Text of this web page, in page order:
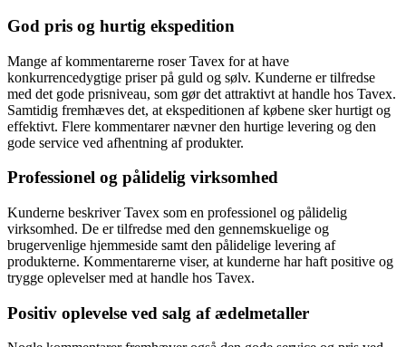
God pris og hurtig ekspedition
Mange af kommentarerne roser Tavex for at have
konkurrencedygtige priser på guld og sølv. Kunderne er tilfredse
med det gode prisniveau, som gør det attraktivt at handle hos Tavex.
Samtidig fremhæves det, at ekspeditionen af købene sker hurtigt og
effektivt. Flere kommentarer nævner den hurtige levering og den
gode service ved afhentning af produkter.
Professionel og pålidelig virksomhed
Kunderne beskriver Tavex som en professionel og pålidelig
virksomhed. De er tilfredse med den gennemskuelige og
brugervenlige hjemmeside samt den pålidelige levering af
produkterne. Kommentarerne viser, at kunderne har haft positive og
trygge oplevelser med at handle hos Tavex.
Positiv oplevelse ved salg af ædelmetaller